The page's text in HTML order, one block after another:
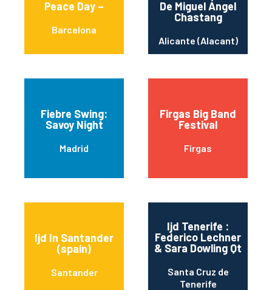
Peace Day –
Barcelona
De Miguel Ángel
Chastang
Alicante (Alacant)
Fiebre Swing:
Savoy Night
Madrid
Firgas Big Band
Festival
Firgas
Ijd In Santander
(spain)
Santander
Ijd Tenerife :
Federico Lechner
& Sara Dowling Qt
Santa Cruz de
Tenerife